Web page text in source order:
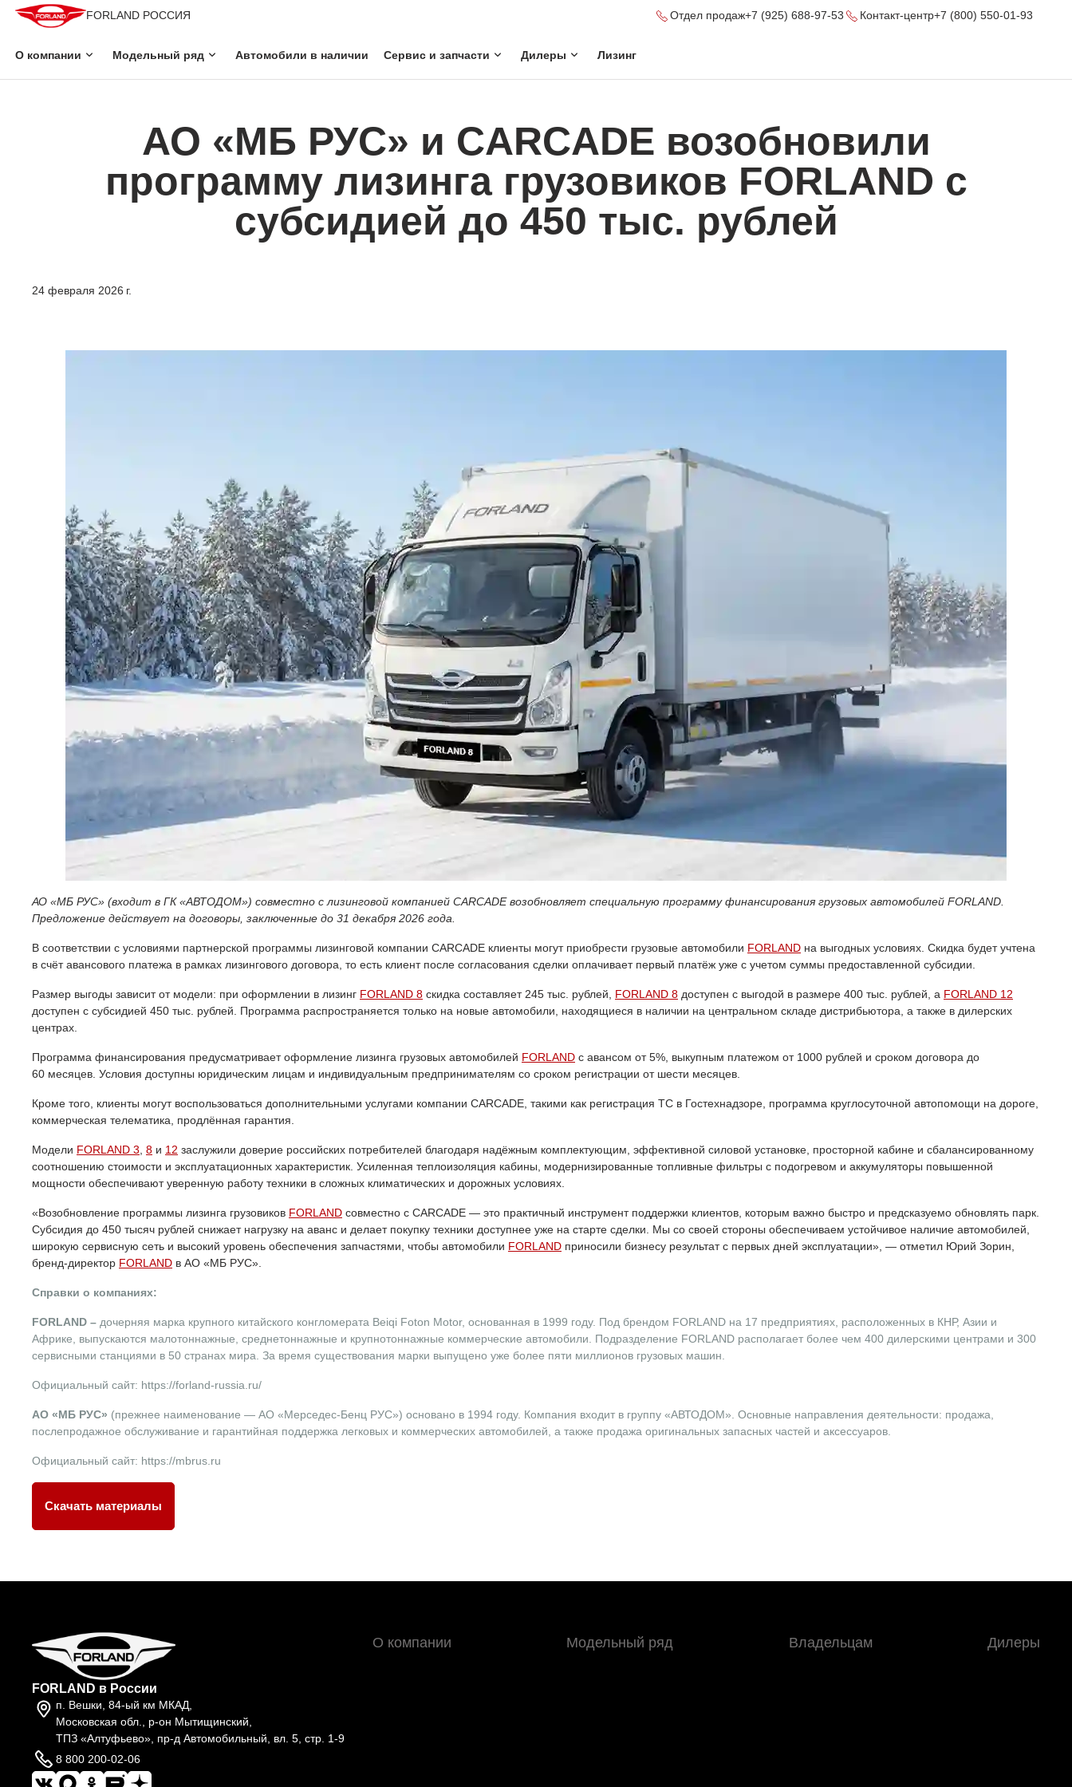
FORLAND РОССИЯ Отдел продаж+7 (925) 688-97-53 Контакт-центр+7 (800) 550-01-93
О компании Модельный ряд Автомобили в наличии Сервис и запчасти Дилеры Лизинг
АО «МБ РУС» и CARCADE возобновили
программу лизинга грузовиков FORLAND с
субсидией до 450 тыс. рублей
24 февраля 2026 г.
АО «МБ РУС» (входит в ГК «АВТОДОМ») совместно с лизинговой компанией CARCADE возобновляет специальную программу финансирования грузовых автомобилей FORLAND.
Предложение действует на договоры, заключенные до 31 декабря 2026 года.
В соответствии с условиями партнерской программы лизинговой компании CARCADE клиенты могут приобрести грузовые автомобили FORLAND на выгодных условиях. Скидка будет учтена
в счёт авансового платежа в рамках лизингового договора, то есть клиент после согласования сделки оплачивает первый платёж уже с учетом суммы предоставленной субсидии.
Размер выгоды зависит от модели: при оформлении в лизинг FORLAND 8 скидка составляет 245 тыс. рублей, FORLAND 8 доступен с выгодой в размере 400 тыс. рублей, а FORLAND 12
доступен с субсидией 450 тыс. рублей. Программа распространяется только на новые автомобили, находящиеся в наличии на центральном складе дистрибьютора, а также в дилерских
центрах.
Программа финансирования предусматривает оформление лизинга грузовых автомобилей FORLAND с авансом от 5%, выкупным платежом от 1000 рублей и сроком договора до
60 месяцев. Условия доступны юридическим лицам и индивидуальным предпринимателям со сроком регистрации от шести месяцев.
Кроме того, клиенты могут воспользоваться дополнительными услугами компании CARCADE, такими как регистрация ТС в Гостехнадзоре, программа круглосуточной автопомощи на дороге,
коммерческая телематика, продлённая гарантия.
Модели FORLAND 3 8 и 12 заслужили доверие российских потребителей благодаря надёжным комплектующим, эффективной силовой установке, просторной кабине и сбалансированному
соотношению стоимости и эксплуатационных характеристик. Усиленная теплоизоляция кабины, модернизированные топливные фильтры с подогревом и аккумуляторы повышенной
мощности обеспечивают уверенную работу техники в сложных климатических и дорожных условиях.
«Возобновление программы лизинга грузовиков FORLAND совместно с CARCADE — это практичный инструмент поддержки клиентов, которым важно быстро и предсказуемо обновлять парк.
Субсидия до 450 тысяч рублей снижает нагрузку на аванс и делает покупку техники доступнее уже на старте сделки. Мы со своей стороны обеспечиваем устойчивое наличие автомобилей,
широкую сервисную сеть и высокий уровень обеспечения запчастями, чтобы автомобили FORLAND приносили бизнесу результат с первых дней эксплуатации», — отметил Юрий Зорин,
бренд-директор FORLAND в АО «МБ РУС».
Справки о компаниях:
FORLAND – дочерняя марка крупного китайского конгломерата Beiqi Foton Motor, основанная в 1999 году. Под брендом FORLAND на 17 предприятиях, расположенных в КНР, Азии и
Африке, выпускаются малотоннажные, среднетоннажные и крупнотоннажные коммерческие автомобили. Подразделение FORLAND располагает более чем 400 дилерскими центрами и 300
сервисными станциями в 50 странах мира. За время существования марки выпущено уже более пяти миллионов грузовых машин.
Официальный сайт: https://forland-russia.ru/
АО «МБ РУС» (прежнее наименование — AO «Мерседес-Бенц PУC») основано в 1994 году. Компания входит в группу «АВТОДОМ». Основные направления деятельности: продажа,
послепродажное обслуживание и гарантийная поддержка легковых и коммерческих автомобилей, а также продажа оригинальных запасных частей и аксессуаров.
Официальный сайт: https://mbrus.ru
Скачать материалы
FORLAND в России
п. Вешки, 84-ый км МКАД,
Московская обл., р-он Мытищинский,
ТПЗ «Алтуфьево», пр-д Автомобильный, вл. 5, стр. 1-9
8 800 200-02-06
О компании Модельный ряд Владельцам Дилеры